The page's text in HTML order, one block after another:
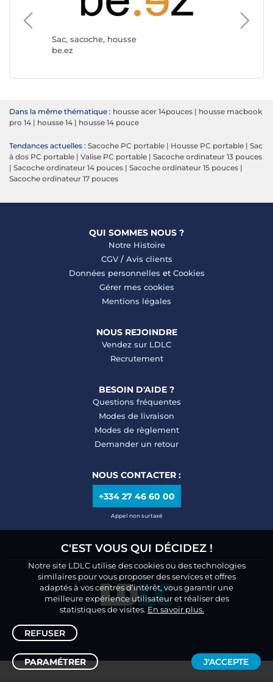
Sac, sacoche, housse
be.ez
Dans la même thématique : housse acer 14pouces | housse macbook
pro 14 | housse 14 | housse 14 pouce
Tendances actuelles : Sacoche PC portable | Housse PC portable | Sac
à dos PC portable | Valise PC portable | Sacoche ordinateur 13 pouces
| Sacoche ordinateur 14 pouces | Sacoche ordinateur 15 pouces |
Sacoche ordinateur 17 pouces
QUI SOMMES NOUS ?
Notre Histoire
CGV/ Avis clients
Données personnelles et Cookies
Gérer mes cookies
Mentions légales
NOUS REJOINDRE
Vendez sur LDLC
Recrutement
BESOIN D'AIDE ?
Questions fréquentes
Modes de livraison
Modes de règlement
Demander un retour
NOUS CONTACTER :
+334 27 46 60 00
Appel non surtaxé
C'EST VOUS QUI DÉCIDEZ !
Notre site LDLC utilise des cookies ou des technologies
similaires pour vous proposer des services et offres
adaptés à vos centres d’intérêt, vous garantir une
meilleure expérience utilisateur et réaliser des
statistiques de visites. En savoir plus.
REFUSER
PARAMÉTRER J'ACCEPTE